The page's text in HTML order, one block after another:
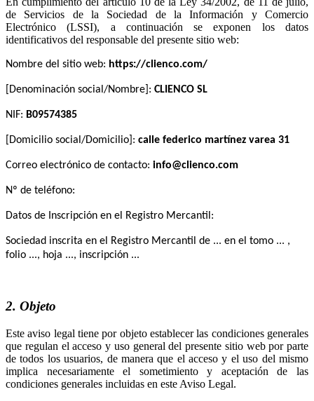
de Servicios de la Sociedad de la Información y Comercio
Electrónico (LSSI), a continuación se exponen los datos
identificativos del responsable del presente sitio web:
Nombre del sitio web:
[Denominación social/Nombre]:
NIF:
[Domicilio social/Domicilio]:
Correo electrónico de contacto:
Nº de teléfono:
Datos de Inscripción en el Registro Mercantil:
Sociedad inscrita en el Registro Mercantil de ... en el tomo ... ,
folio ..., hoja ..., inscripción ...
2. Objeto
Este aviso legal tiene por objeto establecer las condiciones generales
que regulan el acceso y uso general del presente sitio web por parte
de todos los usuarios, de manera que el acceso y el uso del mismo
implica necesariamente el sometimiento y aceptación de las
condiciones generales incluidas en este Aviso Legal.